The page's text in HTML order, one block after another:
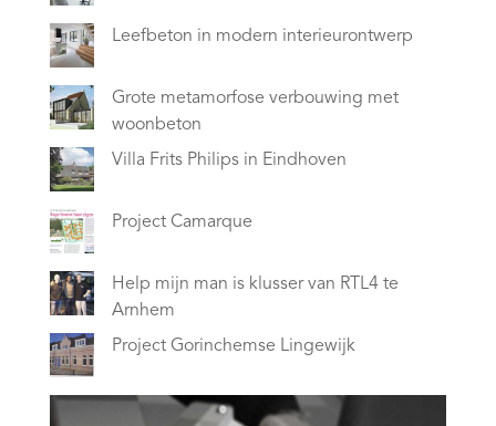
Leefbeton in modern interieurontwerp
Grote metamorfose verbouwing met
woonbeton
Villa Frits Philips in Eindhoven
Project Camarque
Help mijn man is klusser van RTL4 te
Arnhem
Project Gorinchemse Lingewijk